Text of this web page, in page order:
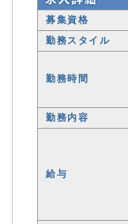
募集資格
勤務スタイル
勤務時間
勤務内容
給与